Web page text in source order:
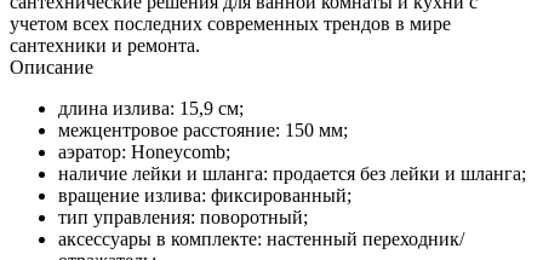
учетом всех последних современных трендов в мире
сантехники и ремонта.
Описание
длина излива: 15,9 см;
межцентровое расстояние: 150 мм;
аэратор: Honeycomb;
наличие лейки и шланга: продается без лейки и шланга;
вращение излива: фиксированный;
тип управления: поворотный;
аксессуары в комплекте: настенный переходник/